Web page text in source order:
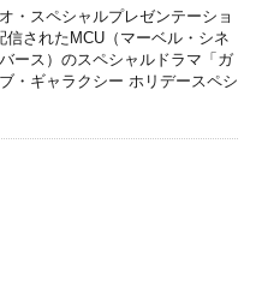
・スペシャルプレゼンテーショ
信されたMCU（マーベル・シネ
ース）のスペシャルドラマ「ガ
・ギャラクシー ホリデースペシ